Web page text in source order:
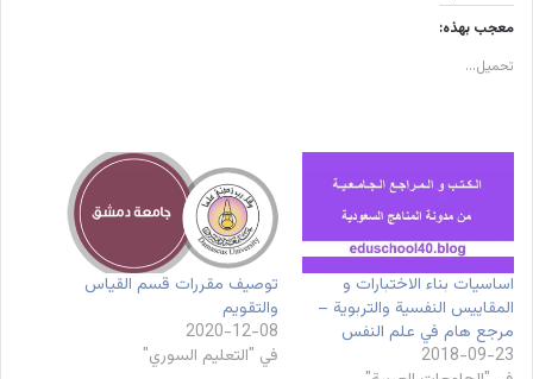
معجب بهذه:
تحميل...
اساسيات بناء الاختبارات و
المقاييس النفسية والتربوية –
مرجع هام في علم النفس
2018-09-23
توصيف مقررات قسم القياس
والتقويم
2020-12-08
في "التعليم السوري"